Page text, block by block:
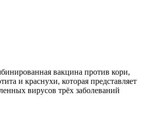
вакцина против кори,
и краснухи, которая представляет
вирусов трёх заболеваний